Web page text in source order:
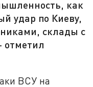
как
удар по Киеву,
склады с
ВСУ на